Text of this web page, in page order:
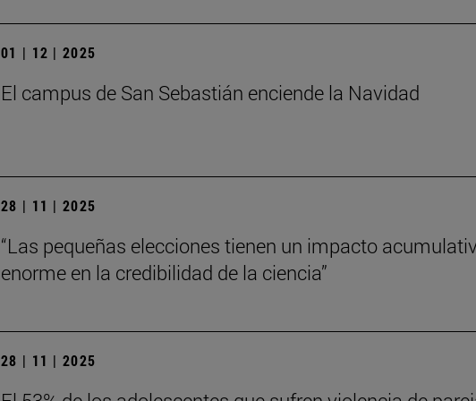
01 | 12 | 2025
El campus de San Sebastián enciende la Navidad
28 | 11 | 2025
“Las pequeñas elecciones tienen un impacto
enorme en la credibilidad de la ciencia”
28 | 11 | 2025